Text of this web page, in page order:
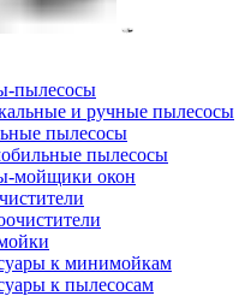
пылесосы
и ручные пылесосы
пылесосы
пылесосы
мойщики окон
к минимойкам
к пылесосам